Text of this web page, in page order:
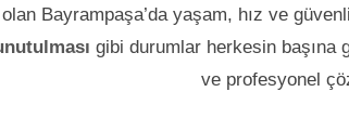
Bayrampaşa’da yaşam, hız ve
gibi durumlar herkesin başına
ve profesyonel